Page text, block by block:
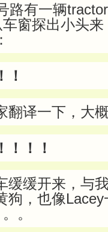
路有一辆
窗探出小头
！
翻译一下，大
！！！
缓缓开来，与
狗，也像
。